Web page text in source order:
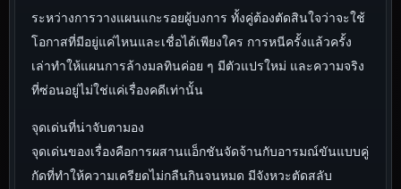
ระหว่างการวางแผนแกะรอยผู้บงการ ทั้งคู่ต้องตัดสินใจว่าจะใช้
โอกาสที่มีอยู่แค่ไหนและเชื่อได้เพียงใคร การหนีครั้งแล้วครั้ง
เล่าทำให้แผนการล้างมลทินค่อย ๆ มีตัวแปรใหม่ และความจริง
ที่ซ่อนอยู่ไม่ใช่แค่เรื่องคดีเท่านั้น
จุดเด่นที่น่าจับตามอง
จุดเด่นของเรื่องคือการผสานแอ็กชันจัดจ้านกับอารมณ์ขันแบบคู่
กัดที่ทำให้ความเครียดไม่กลืนกินจนหมด มีจังหวะตัดสลับ